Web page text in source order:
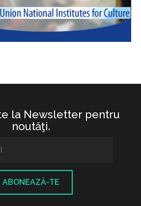
la Newsletter pentru
noutăţi.
ABONEAZĂ-TE